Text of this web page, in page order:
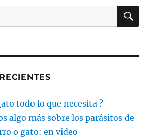
todo lo que necesita ?
algo más sobre los parásitos de
o gato: en video